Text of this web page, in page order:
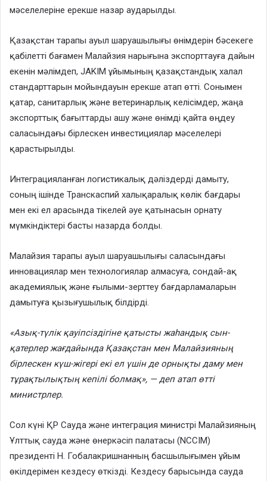
мәселелеріне ерекше назар аударылды.
Қазақстан тарапы ауыл шаруашылығы өнімдерін бәсекеге
қабілетті бағамен Малайзия нарығына экспорттауға дайын
екенін мәлімдеп, JAKIM ұйымының қазақстандық халал
стандарттарын мойындауын ерекше атап өтті. Сонымен
қатар, санитарлық және ветеринарлық келісімдер, жаңа
экспорттық бағыттарды ашу және өнімді қайта өңдеу
саласындағы бірлескен инвестициялар мәселелері
қарастырылды.
Интеграцияланған логистикалық дәліздерді дамыту,
соның ішінде Транскаспий халықаралық көлік бағдары
мен екі ел арасында тікелей әуе қатынасын орнату
мүмкіндіктері басты назарда болды.
Малайзия тарапы ауыл шаруашылығы саласындағы
инновациялар мен технологиялар алмасуға, сондай-ақ
академиялық және ғылыми-зерттеу бағдарламаларын
дамытуға қызығушылық білдірді.
«Азық-түлік қауіпсіздігіне қатысты жаһандық сын-
қатерлер жағдайында Қазақстан мен Малайзияның
бірлескен күш-жігері екі ел үшін де орнықты даму мен
тұрақтылықтың кепілі болмақ», — деп атап өтті
министрлер.
Сол күні ҚР Сауда және интеграция министрі Малайзияның
Ұлттық сауда және өнеркәсіп палатасы (NCCIM)
президенті Н. Гобалакришнанның басшылығымен ұйым
өкілдерімен кездесу өткізді. Кездесу барысында сауда